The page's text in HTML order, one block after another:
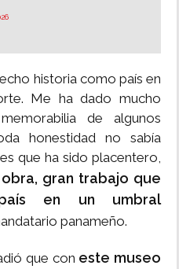
historia como país en
Me ha dado mucho
de algunos
honestidad no sabía
que ha sido placentero,
gran trabajo que
en un umbral
panameño.
que con este museo